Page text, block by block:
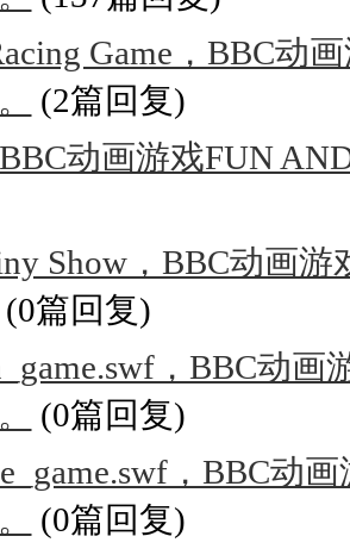
Game，BBC动
(2篇回复)
动画游戏FUN
Show，BBC动画
(0篇回复)
，BBC动
(0篇回复)
，BBC动
(0篇回复)